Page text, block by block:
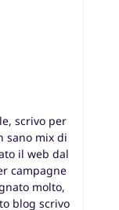
scrivo per
sano mix di
il web dal
campagne
molto,
blog scrivo